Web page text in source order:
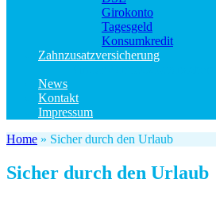
Girokonto
Tagesgeld
Konsumkredit
Zahnzusatzversicherung
News
Kontakt
Impressum
Home » Sicher durch den Urlaub
Sicher durch den Urlaub